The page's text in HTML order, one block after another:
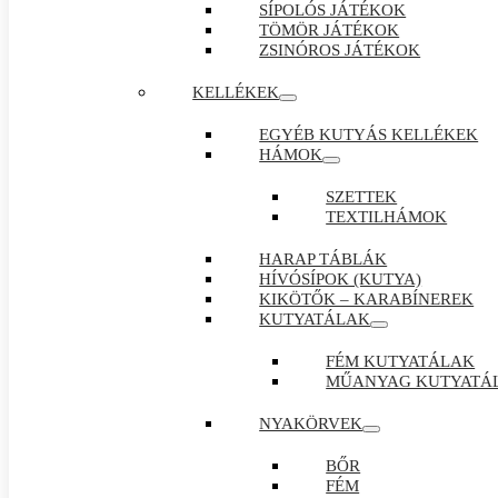
SÍPOLÓS JÁTÉKOK
TÖMÖR JÁTÉKOK
ZSINÓROS JÁTÉKOK
KELLÉKEK
EGYÉB KUTYÁS KELLÉKEK
HÁMOK
SZETTEK
TEXTILHÁMOK
HARAP TÁBLÁK
HÍVÓSÍPOK (KUTYA)
KIKÖTŐK – KARABÍNEREK
KUTYATÁLAK
FÉM KUTYATÁLAK
MŰANYAG
NYAKÖRVEK
BŐR
FÉM